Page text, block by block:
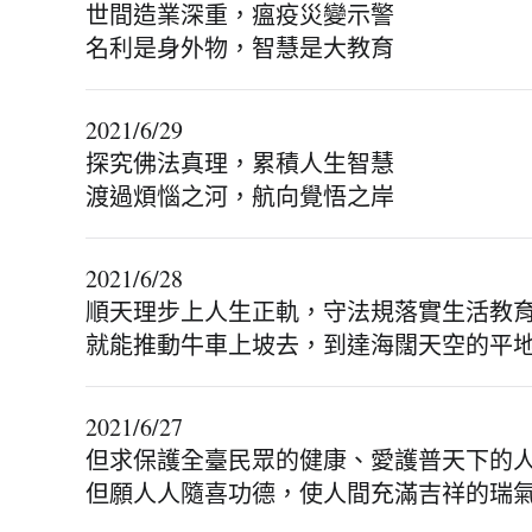
世間造業深重，瘟疫災變示警
名利是身外物，智慧是大教育
2021/6/29
探究佛法真理，累積人生智慧
渡過煩惱之河，航向覺悟之岸
2021/6/28
順天理步上人生正軌，守法規落實生活教
就能推動牛車上坡去，到達海闊天空的平
2021/6/27
但求保護全臺民眾的健康、愛護普天下的
但願人人隨喜功德，使人間充滿吉祥的瑞